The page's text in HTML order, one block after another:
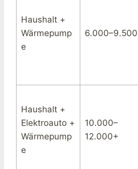
Haushalt +
Wärmepump
e
6.000–9.500
Haushalt +
Elektroauto +
Wärmepump
e
10.000–
12.000+